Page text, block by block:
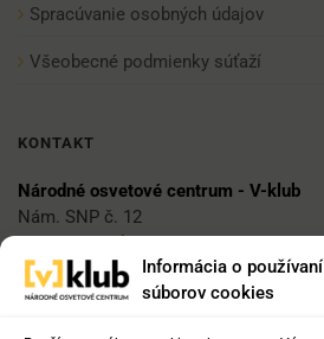
Informácia o používaní
súborov cookies
Spracúvanie osobných údajov
Všeobecné podmienky súťaží
KONTAKT
Národné osvetové centrum - V-klub
Nám. SNP č. 12
812 34 Bratislava 1